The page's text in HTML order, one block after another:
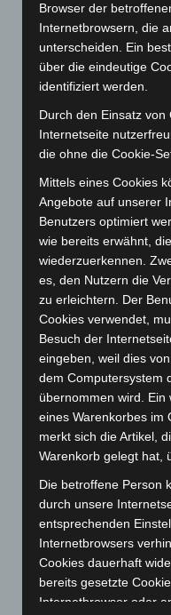
September 2024(112)
August 2024(107)
Juli 2024(89)
Juni 2024(107)
Mai 2024(149)
April 2024(102)
Februar 2024(103)
Januar 2024 (111)
Dezember 2023(130)
November 2023(130)
Oktober 2023(114)
September 2023
(133)
August 2023(134)
Juli 2023(118)
Juni 2023(142)
Mai 2023(139)
April 2023(155)
März 2023(174)
Februar 2023
(154)
Januar 2023(140)
Dezember 2022(130)
November 2022(167)
Browser der
Internetbrowsern, die
unterscheiden. Ein
über die eindeutige
identifiziert werden.
Durch den Einsatz
Internetseite
die ohne die Cookie-
Mittels eines Cookies
Angebote auf unserer
Benutzers optimiert
wie bereits erwähnt,
wiederzuerkennen.
es, den Nutzern die
zu erleichtern. Der
Cookies verwendet,
Besuch der
eingeben, weil dies
dem Computersystem
übernommen wird. Ein
eines Warenkorbes im
merkt sich die Artikel,
Warenkorb gelegt hat,
Die betroffene Person
durch unsere
entsprechenden
Internetbrowsers
Cookies dauerhaft
bereits gesetzte
Internetbrowser oder